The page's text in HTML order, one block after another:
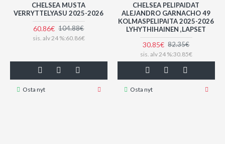
CHELSEA MUSTA
VERRYTTELYASU 2025-2026
60.86€ 104.88€
sis. alv 24 %:60.86€
Osta nyt
CHELSEA PELIPAIDAT
ALEJANDRO GARNACHO 49
KOLMASPELIPAITA 2025-2026
LYHYTHIHAINEN ,LAPSET
30.85€ 82.35€
sis. alv 24 %:30.85€
Osta nyt